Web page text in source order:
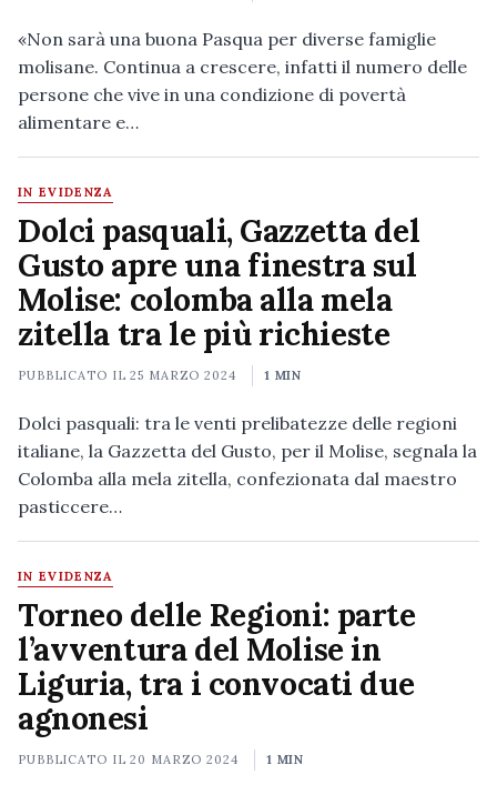
«Non sarà una buona Pasqua per diverse famiglie
molisane. Continua a crescere, infatti il numero delle
persone che vive in una condizione di povertà
alimentare e…
IN EVIDENZA
Dolci pasquali, Gazzetta del
Gusto apre una finestra sul
Molise: colomba alla mela
zitella tra le più richieste
PUBBLICATO IL25 MARZO 2024 1 MIN
Dolci pasquali: tra le venti prelibatezze delle regioni
italiane, la Gazzetta del Gusto, per il Molise, segnala la
Colomba alla mela zitella, confezionata dal maestro
pasticcere…
IN EVIDENZA
Torneo delle Regioni: parte
l’avventura del Molise in
Liguria, tra i convocati due
agnonesi
PUBBLICATO IL20 MARZO 2024 1 MIN